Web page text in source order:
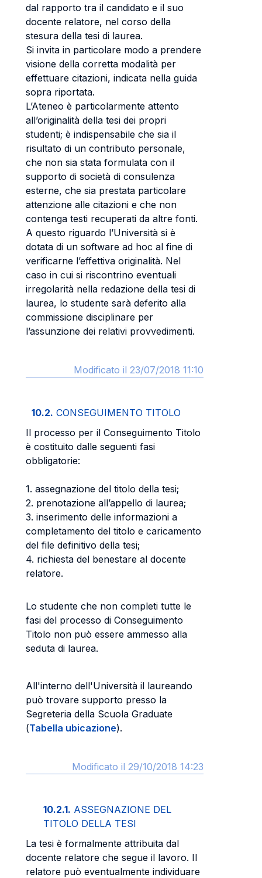
dal rapporto tra il candidato e il suo
docente relatore, nel corso della
stesura della tesi di laurea.
Si invita in particolare modo a prendere
visione della corretta modalità per
effettuare citazioni, indicata nella guida
sopra riportata.
L’Ateneo è particolarmente attento
all’originalità della tesi dei propri
studenti; è indispensabile che sia il
risultato di un contributo personale,
che non sia stata formulata con il
supporto di società di consulenza
esterne, che sia prestata particolare
attenzione alle citazioni e che non
contenga testi recuperati da altre fonti.
A questo riguardo l’Università si è
dotata di un software ad hoc al fine di
verificarne l’effettiva originalità. Nel
caso in cui si riscontrino eventuali
irregolarità nella redazione della tesi di
laurea, lo studente sarà deferito alla
commissione disciplinare per
l’assunzione dei relativi provvedimenti.
Modificato il 23/07/2018 11:10
10.2. CONSEGUIMENTO TITOLO
Il processo per il Conseguimento Titolo
è costituito dalle seguenti fasi
obbligatorie:
1. assegnazione del titolo della tesi;
2. prenotazione all’appello di laurea;
3. inserimento delle informazioni a
completamento del titolo e caricamento
del file definitivo della tesi;
4. richiesta del benestare al docente
relatore.
Lo studente che non completi tutte le
fasi del processo di Conseguimento
Titolo non può essere ammesso alla
seduta di laurea.
All'interno dell'Università il laureando
può trovare supporto presso la
Segreteria della Scuola Graduate
(Tabella ubicazione).
Modificato il 29/10/2018 14:23
10.2.1. ASSEGNAZIONE DEL
TITOLO DELLA TESI
La tesi è formalmente attribuita dal
docente relatore che segue il lavoro. Il
relatore può eventualmente individuare